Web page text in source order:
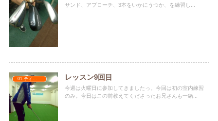
サンド、アプローチ、3本をいかにうつか、を練習し...
レッスン9回目
今週は火曜日に参加してきましたっ。今回は初の室内練習
のみ。今日はこの前教えてくださったお兄さんも一緒...